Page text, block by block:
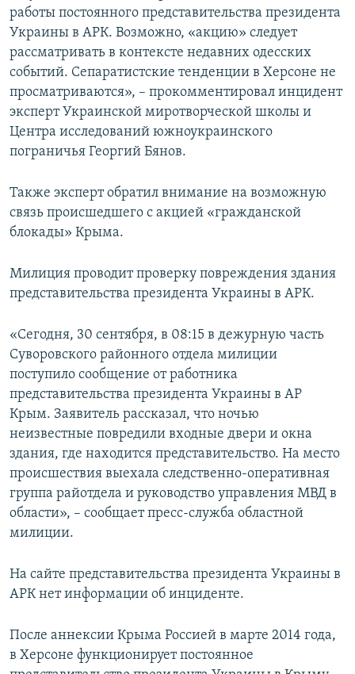
работы постоянного представительства президента
Украины в АРК. Возможно, «акцию» следует
рассматривать в контексте недавних одесских
событий. Сепаратистские тенденции в Херсоне не
просматриваются», – прокомментировал инцидент
эксперт Украинской миротворческой школы и
Центра исследований южноукраинского
пограничья Георгий Бянов.
Также эксперт обратил внимание на возможную
связь происшедшего с акцией «гражданской
блокады» Крыма.​
Милиция проводит проверку повреждения здания
представительства президента Украины в АРК.
«Сегодня, 30 сентября, в 08:15 в дежурную часть
Суворовского районного отдела милиции
поступило сообщение от работника
представительства президента Украины в АР
Крым. Заявитель рассказал, что ночью
неизвестные повредили входные двери и окна
здания, где находится представительство. На место
происшествия выехала следственно-оперативная
группа райотдела и руководство управления МВД в
области», – сообщает пресс-служба областной
милиции.
На сайте представительства президента Украины в
АРК нет информации об инциденте.
После аннексии Крыма Россией в марте 2014 года,
в Херсоне функционирует постоянное